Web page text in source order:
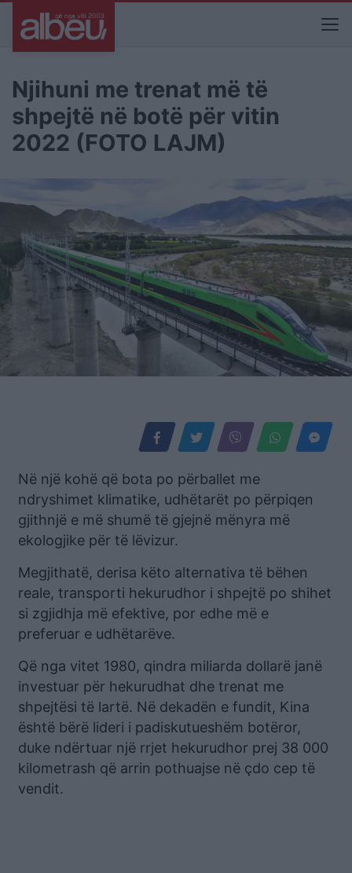
Njihuni me trenat më të
shpejtë në botë për vitin
2022 (FOTO LAJM)
Në një kohë që bota po përballet me
ndryshimet klimatike, udhëtarët po përpiqen
gjithnjë e më shumë të gjejnë mënyra më
ekologjike për të lëvizur.
Megjithatë, derisa këto alternativa të bëhen
reale, transporti hekurudhor i shpejtë po shihet
si zgjidhja më efektive, por edhe më e
preferuar e udhëtarëve.
Që nga vitet 1980, qindra miliarda dollarë janë
investuar për hekurudhat dhe trenat me
shpejtësi të lartë. Në dekadën e fundit, Kina
është bërë lideri i padiskutueshëm botëror,
duke ndërtuar një rrjet hekurudhor prej 38 000
kilometrash që arrin pothuajse në çdo cep të
vendit.